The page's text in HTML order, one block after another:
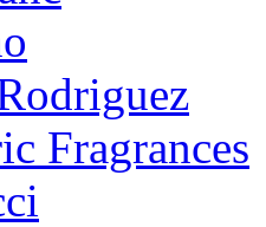
Fragrances